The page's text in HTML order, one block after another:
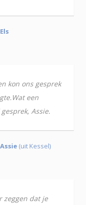
kon ons gesprek
een
Assie.
(uit Kessel)
zeggen dat je